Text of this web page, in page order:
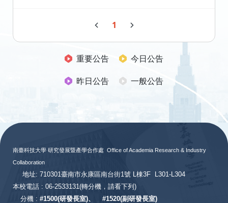
1
重要公告
今日公告
昨日公告
一般公告
南臺科技大學 研究發展暨產學合作處 Office of Academia Research & Industry
Collaboration
地址: 710301臺南市永康區南台街1號 L棟3F L301-L304
本校電話 : 06-2533131(轉分機，請看下列)
分機 : #1500(研發長室)、 #1520(副研發長室)